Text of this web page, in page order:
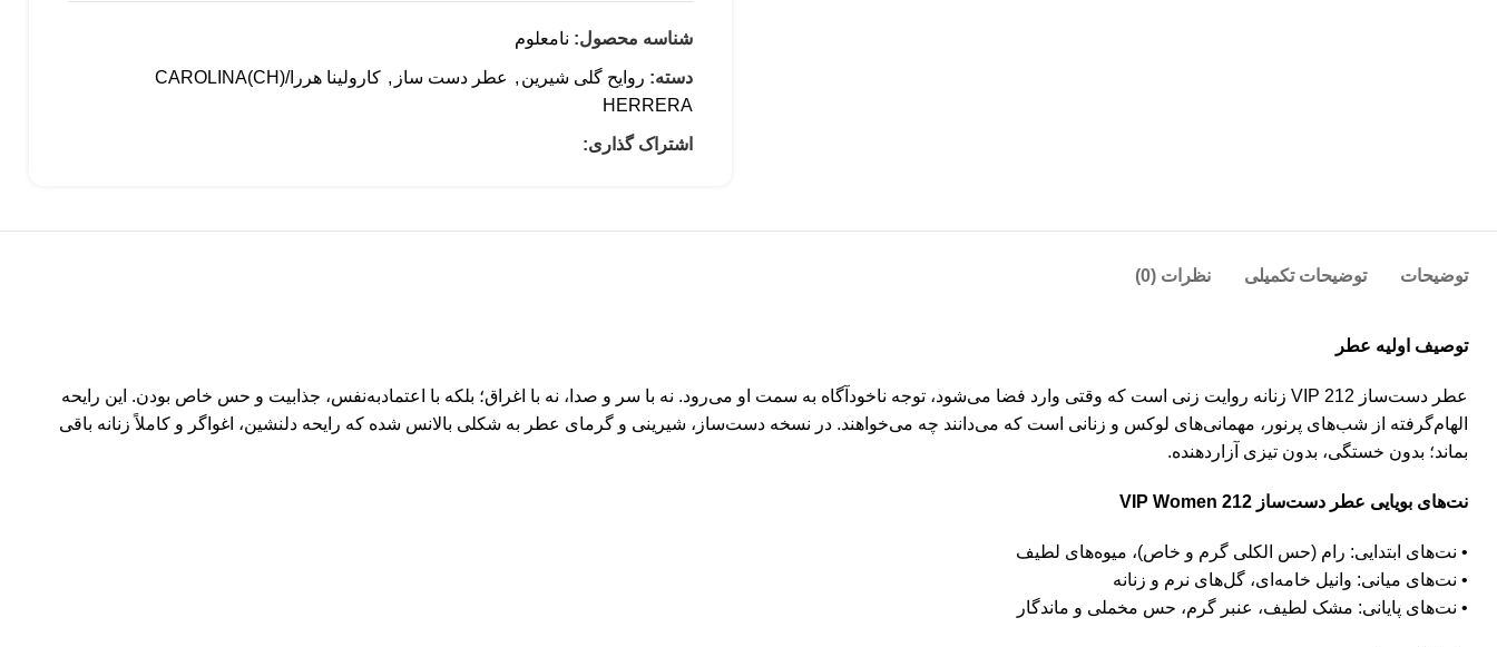
شناسه محصول: نامعلوم
دسته: روایح گلی شیرین , عطر دست ساز ,
کارولینا هررا/(CH)CAROLINA
HERRERA
اشتراک گذاری:
توضیحات توضیحات تکمیلی نظرات (0)
توصیف اولیه عطر
عطر دست‌ساز 212 VIP زنانه روایت زنی است که وقتی وارد فضا می‌شود، توجه ناخودآگاه به سمت او می‌رود. نه با سر و صدا، نه با اغراق؛ بلکه با اعتمادبه‌نفس، جذابیت و حس خاص بودن. این رایحه
الهام‌گرفته از شب‌های پرنور، مهمانی‌های لوکس و زنانی است که می‌دانند چه می‌خواهند. در نسخه دست‌ساز، شیرینی و گرمای عطر به شکلی بالانس شده که رایحه دلنشین، اغواگر و کاملاً زنانه باقی
بماند؛ بدون خستگی، بدون تیزی آزاردهنده.
نت‌های بویایی عطر دست‌ساز 212 VIP Women
• نت‌های ابتدایی: رام (حس الکلی گرم و خاص)، میوه‌های لطیف
• نت‌های میانی: وانیل خامه‌ای، گل‌های نرم و زنانه
• نت‌های پایانی: مشک لطیف، عنبر گرم، حس مخملی و ماندگار